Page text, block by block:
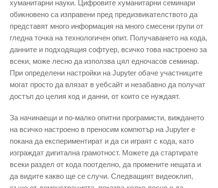
хуманитарни науки. Цифровите хуманитарни семинари
обикновено са изправени пред предизвикателството да
представят много информация на много смесени групи от
гледна точка на технологичен опит. Получаването на кода,
данните и подходящия софтуер, всичко това настроено за
всеки, може лесно да използва цял едночасов семинар.
При определени настройки на Jupyter обаче участниците
могат просто да влязат в уебсайт и незабавно да получат
достъп до целия код и данни, от които се нуждаят.
За начинаещи и по-малко опитни програмисти, виждането
на всичко настроено в преносим компютър на Jupyter е
покана да експериментират и да си играят с кода, като
изграждат дигитална грамотност. Можете да стартирате
всеки раздел от кода поотделно, да промените нещата и
да видите какво ще се случи. Следващият видеоклип,